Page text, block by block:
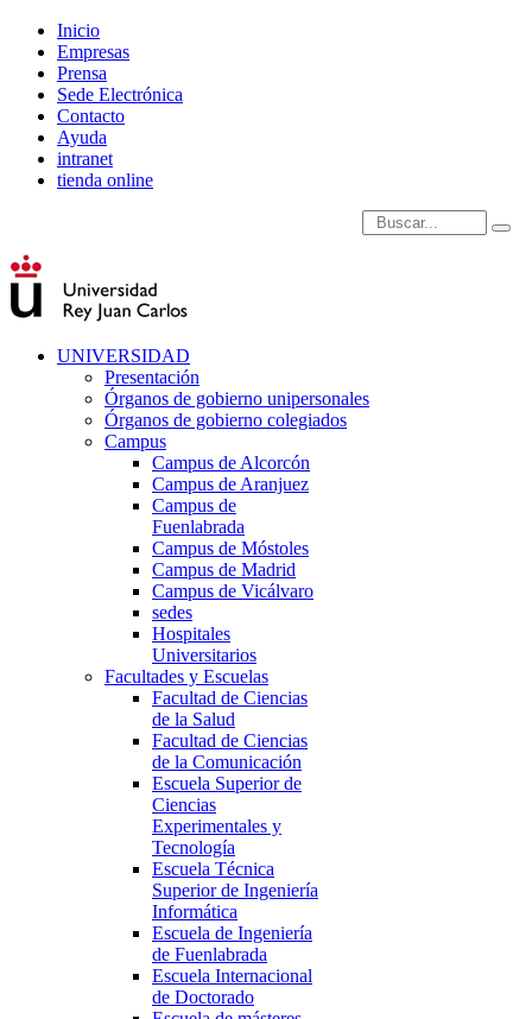
Inicio
Empresas
Prensa
Sede Electrónica
Contacto
Ayuda
intranet
tienda online
Introduce términos de
UNIVERSIDAD
Presentación
Órganos de gobierno unipersonales
Órganos de gobierno colegiados
Campus
Campus de Alcorcón
Campus de Aranjuez
Campus de
Fuenlabrada
Campus de Móstoles
Campus de Madrid
Campus de Vicálvaro
sedes
Hospitales
Universitarios
Facultades y Escuelas
Facultad de Ciencias
de la Salud
Facultad de Ciencias
de la Comunicación
Escuela Superior de
Ciencias
Experimentales y
Tecnología
Escuela Técnica
Superior de Ingeniería
Informática
Escuela de Ingeniería
de Fuenlabrada
Escuela Internacional
de Doctorado